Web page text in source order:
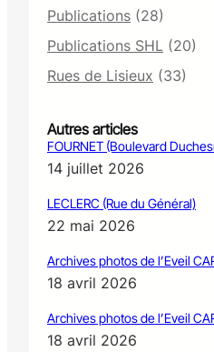
Publications (28)
Publications SHL (20)
Rues de Lisieux (33)
Autres articles
FOURNET (Boulevard
14 juillet 2026
LECLERC (Rue du Général)
22 mai 2026
Archives photos de l’Eveil
18 avril 2026
Archives photos de l’Eveil
18 avril 2026